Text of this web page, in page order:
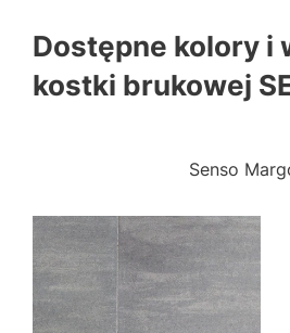
Dostępne kolory i
kostki brukowej
Senso